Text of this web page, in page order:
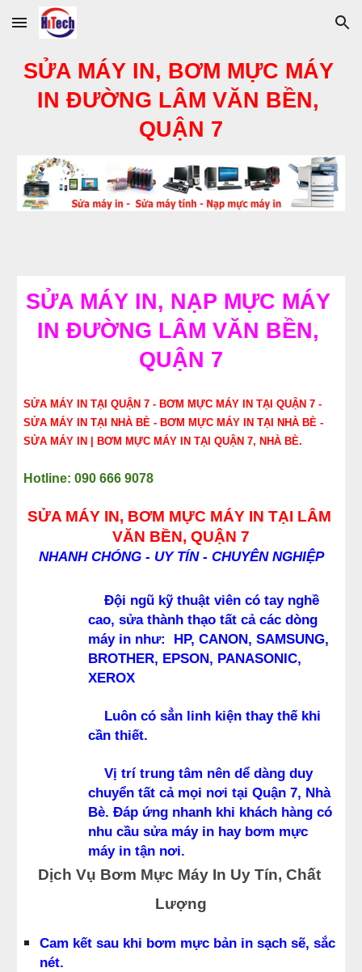
Skip to main content Skip to navigation
SỬA MÁY IN, BƠM MỰC MÁY
IN ĐƯỜNG LÂM VĂN BỀN,
QUẬN 7
SỬA MÁY IN, NẠP MỰC MÁY
IN ĐƯỜNG LÂM VĂN BỀN,
QUẬN 7
SỬA MÁY IN TẠI QUẬN 7 - BƠM MỰC MÁY IN TẠI QUẬN 7 -
SỬA MÁY IN TẠI NHÀ BÈ - BƠM MỰC MÁY IN TẠI NHÀ BÈ -
SỬA MÁY IN | BƠM MỰC MÁY IN TẠI QUẬN 7, NHÀ BÈ.
Hotline: 090 666 9078
SỬA MÁY IN, BƠM MỰC MÁY IN TẠI LÂM
VĂN BỀN, QUẬN 7
NHANH CHÓNG - UY TÍN - CHUYÊN NGHIỆP
Đội ngũ kỹ thuật viên có tay nghề
cao, sửa thành thạo tất cả các dòng
máy in như:  HP, CANON, SAMSUNG,
BROTHER, EPSON, PANASONIC,
XEROX
cần thiết.
    Vị trí trung tâm nên dể dàng duy
chuyển tất cả mọi nơi tại Quận 7, Nhà
Bè. Đáp ứng nhanh khi khách hàng có
nhu cầu sửa máy in hay bơm mực
máy in tận nơi.
Dịch Vụ Bơm Mực Máy In Uy Tín, Chất
Lượng
Cam kết sau khi bơm mực bản in sạch sẽ, sắc
nét.